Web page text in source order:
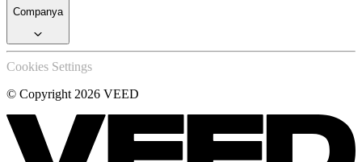
Companya
Cookies Settings
© Copyright 2026 VEED